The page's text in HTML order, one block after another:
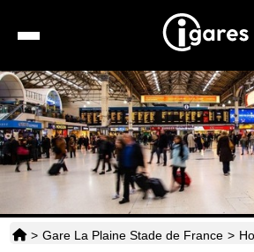
Location
Hôtels
> Gare La Plaine Stade de France >